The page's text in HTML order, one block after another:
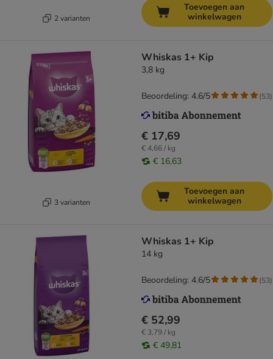
2 varianten
Toevoegen aan
winkelwagen
3 varianten
Whiskas 1+ Kip
3,8 kg
€ 17,69
€ 4,66 / kg
€ 16,63
Beoordeling: 4.6/5 (53)
Toevoegen aan
winkelwagen
Whiskas 1+ Kip
14 kg
€ 52,99
€ 3,79 / kg
€ 49,81
Beoordeling: 4.6/5 (53)